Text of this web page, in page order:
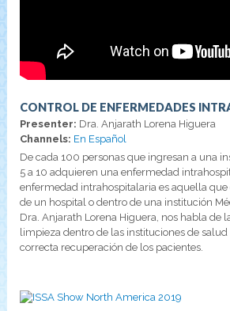
CONTROL DE ENFERMEDADES
Presenter: Dra. Anjarath Lorena Higuera
Channels: En Español
De cada 100 personas que ingresan a una
5 a 10 adquieren una enfermedad
enfermedad intrahospitalaria es aquella
de un hospital o dentro de una institución
Dra. Anjarath Lorena Higuera, nos habla de
limpieza dentro de las instituciones de
correcta recuperación de los pacientes.